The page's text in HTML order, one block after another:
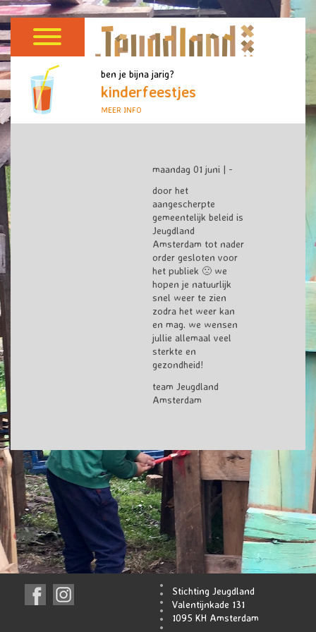
ben je bijna jarig?
kinderfeestjes
MEER INFO
maandag 01 juni | -
door het
aangescherpte
gemeentelijk beleid is
Jeugdland
Amsterdam tot nader
order gesloten voor
het publiek 🙁we
hopen je natuurlijk
snel weer te zien
zodra het weer kan
en mag. we wensen
jullie allemaal veel
sterkte en
gezondheid!
team Jeugdland
Amsterdam
Stichting Jeugdland
Valentijnkade 131
1095 KH Amsterdam